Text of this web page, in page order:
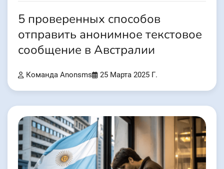
5 проверенных способов
отправить анонимное текстовое
сообщение в Австралии
Команда Anonsms 25 Марта 2025 Г.